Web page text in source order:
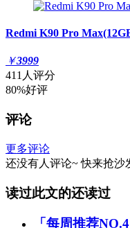
Redmi K90 Pro
￥3999
411人评分
80%好评
评论
更多评论
还没有人评论~ 快来抢沙
读过此文的还读过
「每周推荐